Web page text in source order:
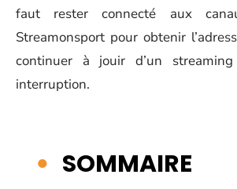
faut rester connecté aux
Streamonsport pour obtenir
continuer à jouir d’un
interruption.
SOMMAIRE